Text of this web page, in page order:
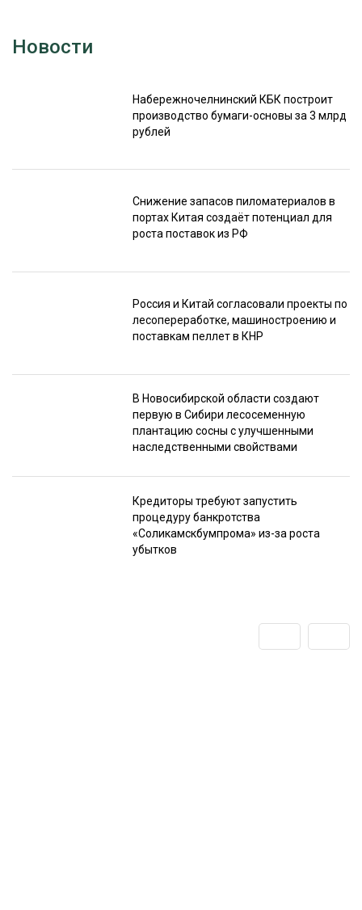
Новости
Набережночелнинский КБК построит
производство бумаги-основы за 3 млрд
рублей
Снижение запасов пиломатериалов в
портах Китая создаёт потенциал для
роста поставок из РФ
Россия и Китай согласовали проекты по
лесопереработке, машиностроению и
поставкам пеллет в КНР
В Новосибирской области создают
первую в Сибири лесосеменную
плантацию сосны с улучшенными
наследственными свойствами
Кредиторы требуют запустить
процедуру банкротства
«Соликамскбумпрома» из-за роста
убытков